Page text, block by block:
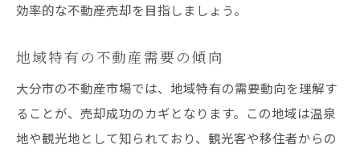
契約書作成時の注意点
グ手法
インターネット広告の活用法
SNSを利用した広報活動
効率的な不動産売却を目指しましょう。
地域特有の不動産需要の傾向
大分市の不動産市場では、地域特有の需要動向を理解す
ることが、売却成功のカギとなります。この地域は温泉
地や観光地として知られており、観光客や移住者からの